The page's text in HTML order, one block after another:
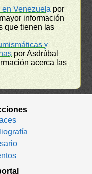
en Venezuela por
información
que tienen las
y
por Asdrúbal
acerca las